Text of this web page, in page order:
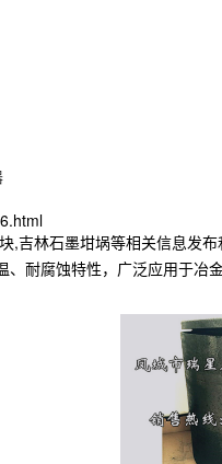
,吉林石墨坩埚等相关信息发布
耐腐蚀特性，广泛应用于